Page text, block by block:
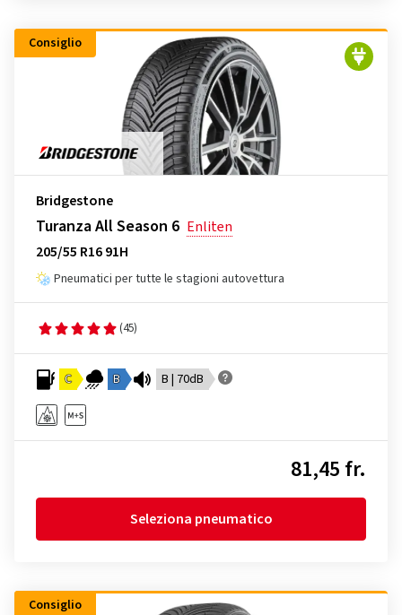
Consiglio
Bridgestone
Turanza All Season 6 Enliten
205/55 R16 91H
Pneumatici per tutte le stagioni autovettura
(45)
C B B | 70dB
81,45 fr.
Seleziona pneumatico
Consiglio